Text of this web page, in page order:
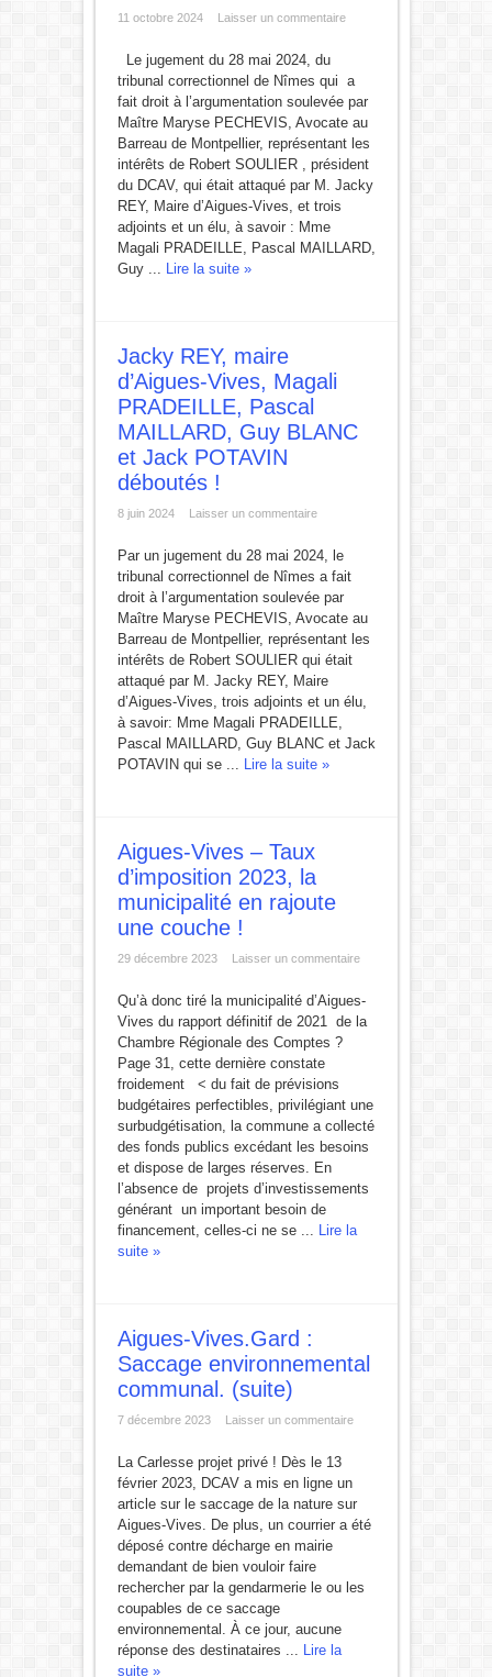
11 octobre 2024 Laisser un commentaire
Le jugement du 28 mai 2024, du
tribunal correctionnel de Nîmes qui a
fait droit à l’argumentation soulevée par
Maître Maryse PECHEVIS, Avocate au
Barreau de Montpellier, représentant les
intérêts de Robert SOULIER , président
du DCAV, qui était attaqué par M. Jacky
REY, Maire d’Aigues-Vives, et trois
adjoints et un élu, à savoir : Mme
Magali PRADEILLE, Pascal MAILLARD,
Guy ... Lire la suite »
Jacky REY, maire
d’Aigues-Vives, Magali
PRADEILLE, Pascal
MAILLARD, Guy BLANC
et Jack POTAVIN
déboutés !
8 juin 2024 Laisser un commentaire
Par un jugement du 28 mai 2024, le
tribunal correctionnel de Nîmes a fait
droit à l’argumentation soulevée par
Maître Maryse PECHEVIS, Avocate au
Barreau de Montpellier, représentant les
intérêts de Robert SOULIER qui était
attaqué par M. Jacky REY, Maire
d’Aigues-Vives, trois adjoints et un élu,
à savoir: Mme Magali PRADEILLE,
Pascal MAILLARD, Guy BLANC et Jack
POTAVIN qui se ... Lire la suite »
Aigues-Vives – Taux
d’imposition 2023, la
municipalité en rajoute
une couche !
29 décembre 2023 Laisser un commentaire
Qu’à donc tiré la municipalité d’Aigues-
Vives du rapport définitif de 2021 de la
Chambre Régionale des Comptes ?
Page 31, cette dernière constate
froidement < du fait de prévisions
budgétaires perfectibles, privilégiant une
surbudgétisation, la commune a collecté
des fonds publics excédant les besoins
et dispose de larges réserves. En
l’absence de projets d’investissements
générant un important besoin de
financement, celles-ci ne se ... Lire la
suite »
Aigues-Vives.Gard :
Saccage environnemental
communal. (suite)
7 décembre 2023 Laisser un commentaire
La Carlesse projet privé ! Dès le 13
février 2023, DCAV a mis en ligne un
article sur le saccage de la nature sur
Aigues-Vives. De plus, un courrier a été
déposé contre décharge en mairie
demandant de bien vouloir faire
rechercher par la gendarmerie le ou les
coupables de ce saccage
environnemental. À ce jour, aucune
réponse des destinataires ... Lire la
suite »